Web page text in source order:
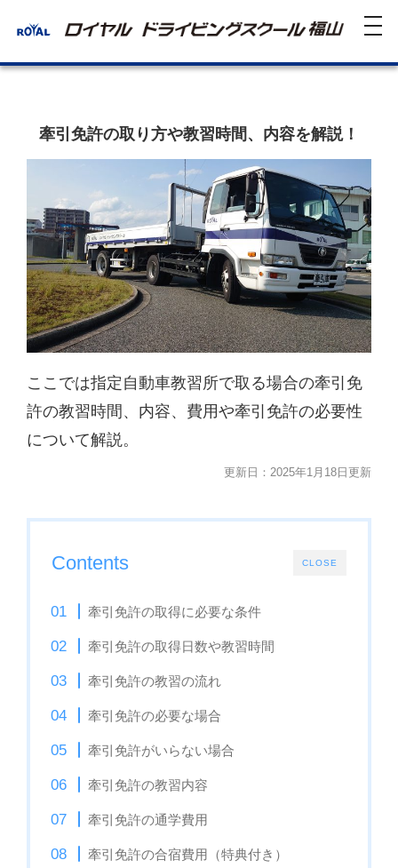
牽引免許の取り方や教習時間、内容を解説！
ここでは指定自動車教習所で取る場合の牽引免
許の教習時間、内容、費用や牽引免許の必要性
について解説。
更新日：2025年1月18日更新
CLOSE
Contents
牽引免許の取得に必要な条件
牽引免許の取得日数や教習時間
牽引免許の教習の流れ
牽引免許の必要な場合
牽引免許がいらない場合
牽引免許の教習内容
牽引免許の通学費用
牽引免許の合宿費用（特典付き）